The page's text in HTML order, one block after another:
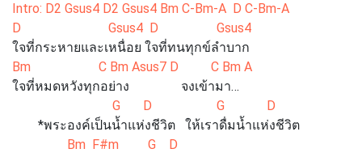
Intro: D2 Gsus4 D2 Gsus4 Bm C-Bm-A D C-Bm-A
D Gsus4 D Gsus4
ใจที่กระหายและเหนื่อย ใจที่ทนทุกข์ลำบาก
Bm C Bm Asus7 D C Bm A
ใจที่หมดหวังทุกอย่าง จงเข้ามา…
G D G D
*พระองค์เป็นน้ำแห่งชีวิต ให้เราดื่มน้ำแห่งชีวิต
Bm F#m G D